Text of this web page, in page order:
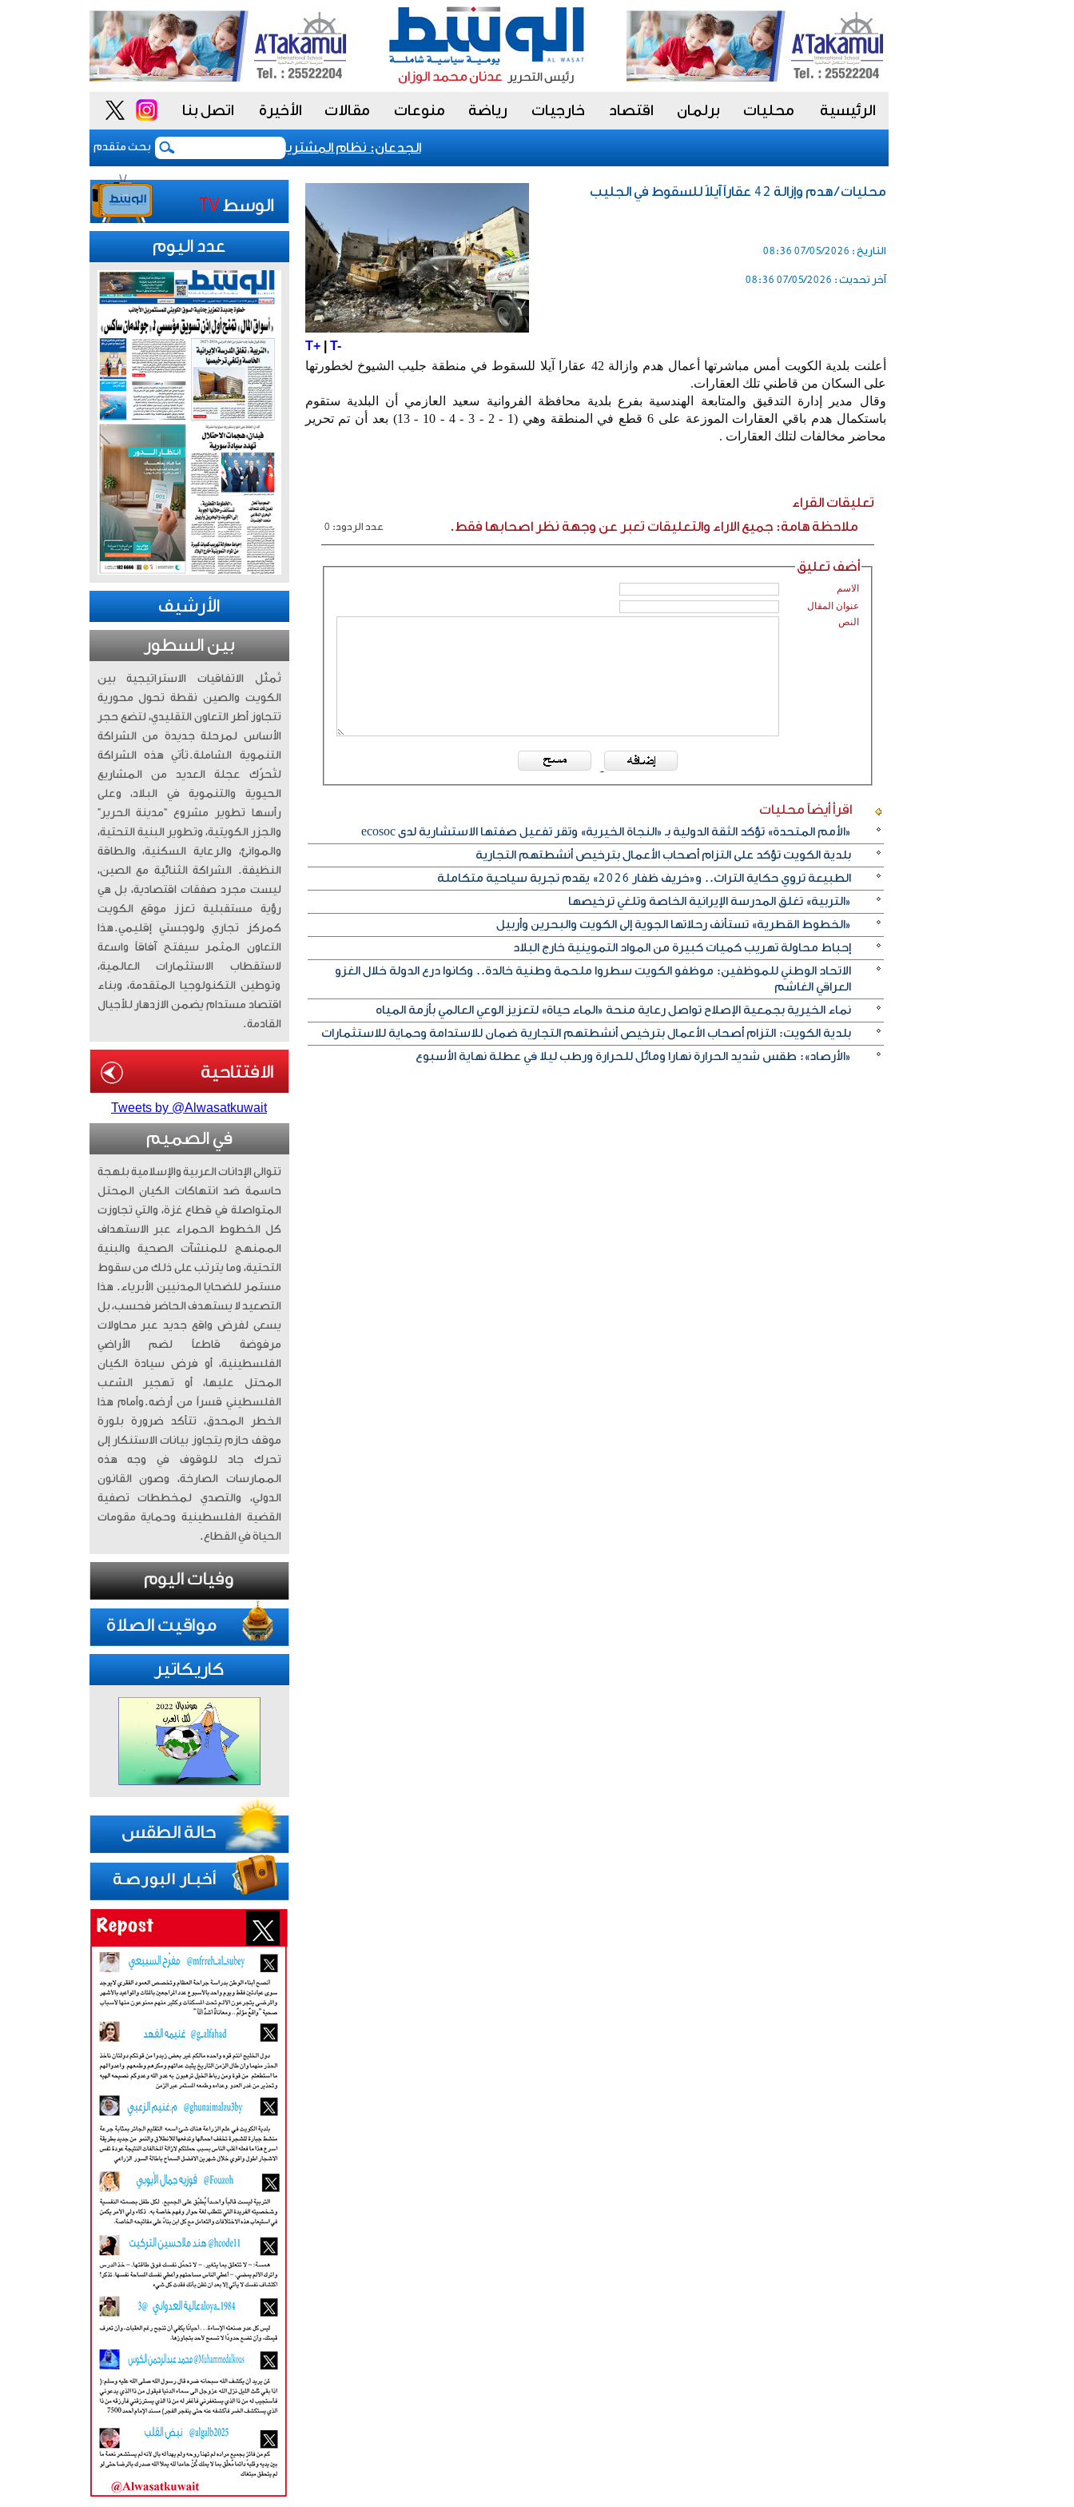
الرئيسية محليات برلمان اقتصاد خارجيات رياضة منوعات مقالات الأخيرة اتصل بنا
بحث متقدم
الجدعان: نظام المشتريات يمنح الحكومة السعودية أدوات أكثر مرونة
محليات / هدم وإزالة 42 عقاراً آيلاً للسقوط في الجليب
التاريخ : 07/05/2026 08:36
آخر تحديث : 07/05/2026 08:36
T+| T-
أعلنت بلدية الكويت أمس مباشرتها أعمال هدم وازالة 42 عقارا آيلا للسقوط في منطقة جليب الشيوخ لخطورتها
على السكان من قاطني تلك العقارات.
وقال مدير إدارة التدقيق والمتابعة الهندسية بفرع بلدية محافظة الفروانية سعيد العازمي أن البلدية ستقوم
باستكمال هدم باقي العقارات الموزعة على 6 قطع في المنطقة وهي (1 - 2 - 3 - 4 - 10 - 13) بعد أن تم تحرير
محاضر مخالفات لتلك العقارات .
تعليقات القراء
ملاحظة هامة: جميع الاراء والتعليقات تعبر عن وجهة نظر اصحابها فقط.
عدد الردود: 0
أضف تعليق
الاسم
عنوان المقال
النص
اقرأ أيضاً محليات
«الأمم المتحدة» تؤكد الثقة الدولية بـ «النجاة الخيرية» وتقر تفعيل صفتها الاستشارية لدى ecosoc
بلدية الكويت تؤكد على التزام أصحاب الأعمال بترخيص أنشطتهم التجارية
الطبيعة تروي حكاية التراث.. و«خريف ظفار 2026» يقدم تجربة سياحية متكاملة
«التربية» تغلق المدرسة الإيرانية الخاصة وتلغي ترخيصها
«الخطوط القطرية» تستأنف رحلاتها الجوية إلى الكويت والبحرين وأربيل
إحباط محاولة تهريب كميات كبيرة من المواد التموينية خارج البلاد
الاتحاد الوطني للموظفين: موظفو الكويت سطروا ملحمة وطنية خالدة.. وكانوا درع الدولة خلال الغزو
العراقي الغاشم
نماء الخيرية بجمعية الإصلاح تواصل رعاية منحة «الماء حياة» لتعزيز الوعي العالمي بأزمة المياه
بلدية الكويت: التزام أصحاب الأعمال بترخيص أنشطتهم التجارية ضمان للاستدامة وحماية للاستثمارات
«الأرصاد»: طقس شديد الحرارة نهارا ومائل للحرارة ورطب ليلا في عطلة نهاية الأسبوع
عدد اليوم
الأرشيف
بين السطور
تُمثّل الاتفاقيات الاستراتيجية بين
الكويت والصين نقطة تحول محورية
تتجاوز أطر التعاون التقليدي، لتضع حجر
الأساس لمرحلة جديدة من الشراكة
التنموية الشاملة. ​تأتي هذه الشراكة
لتُحرّك عجلة العديد من المشاريع
الحيوية والتنموية في البلاد، وعلى
رأسها تطوير مشروع “مدينة الحرير”
والجزر الكويتية، وتطوير البنية التحتية،
والموانئ، والرعاية السكنية، والطاقة
النظيفة. الشراكة الثنائية مع الصين،
ليست مجرد صفقات اقتصادية، بل هي
رؤية مستقبلية تعزز موقع الكويت
كمركز تجاري ولوجستي إقليمي. ​هذا
التعاون المثمر سيفتح آفاقاً واسعة
لاستقطاب الاستثمارات العالمية،
وتوطين التكنولوجيا المتقدمة، وبناء
اقتصاد مستدام يضمن الازدهار للأجيال
القادمة.
Tweets by @Alwasatkuwait
في الصميم
تتوالى الإدانات العربية والإسلامية بلهجة
حاسمة ضد انتهاكات الكيان المحتل
المتواصلة في قطاع غزة، والتي تجاوزت
كل الخطوط الحمراء عبر الاستهداف
الممنهج للمنشآت الصحية والبنية
التحتية، وما يترتب على ذلك من سقوط
مستمر للضحايا المدنيين الأبرياء. ​ هذا
التصعيد لا يستهدف الحاضر فحسب، بل
يسعى لفرض واقع جديد عبر محاولات
مرفوضة قاطعاً لضم الأراضي
الفلسطينية، أو فرض سيادة الكيان
المحتل عليها، أو تهجير الشعب
الفلسطيني قسراً من أرضه. ​وأمام هذا
الخطر المحدق، تتأكد ضرورة بلورة
موقف حازم يتجاوز بيانات الاستنكار إلى
تحرك جاد للوقوف في وجه هذه
الممارسات الصارخة، وصون القانون
الدولي، والتصدي لمخططات تصفية
القضية الفلسطينية وحماية مقومات
الحياة في القطاع.
كاريكاتير